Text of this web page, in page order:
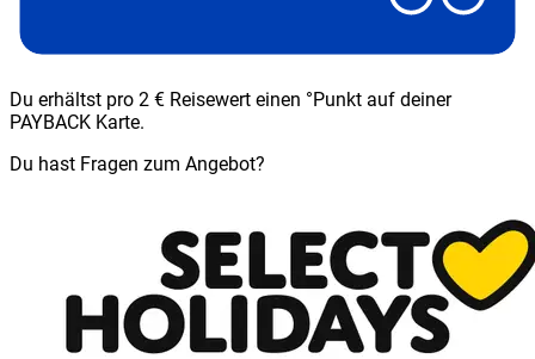
Du erhältst pro 2 € Reisewert einen °Punkt auf deiner
PAYBACK Karte.
Du hast Fragen zum Angebot?